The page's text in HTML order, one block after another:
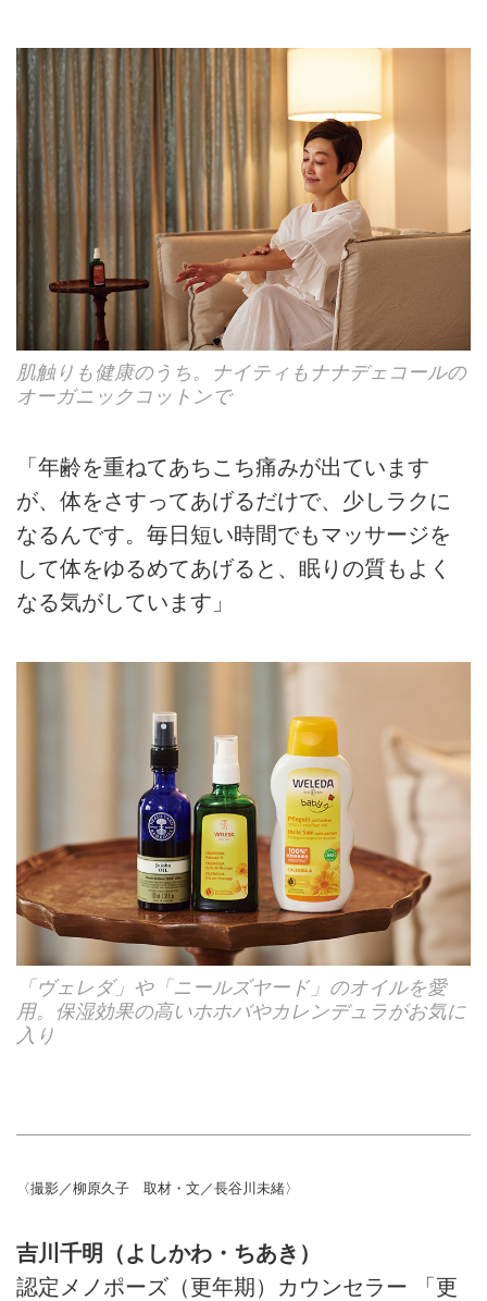
肌触りも健康のうち。ナイティもナナデェコールの
オーガニックコットンで
「年齢を重ねてあちこち痛みが出ています
が、体をさすってあげるだけで、少しラクに
なるんです。毎日短い時間でもマッサージを
して体をゆるめてあげると、眠りの質もよく
なる気がしています」
「ヴェレダ」や「ニールズヤード」のオイルを愛
用。保湿効果の高いホホバやカレンデュラがお気に
入り
〈撮影／柳原久子 取材・文／長谷川未緒〉
吉川千明（よしかわ・ちあき）
認定メノポーズ（更年期）カウンセラー 「更